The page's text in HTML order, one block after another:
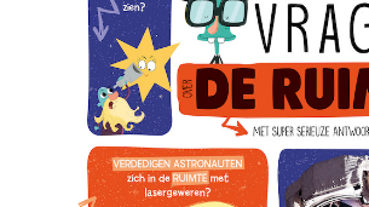
We gebruiken je gegevens om
overeenstemming met ons